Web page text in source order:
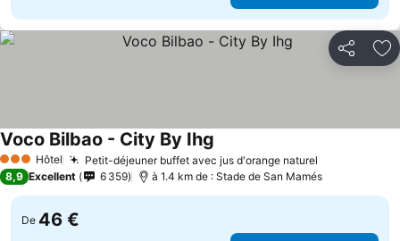
Partager
3 ÉtoilesHôtel Petit-déjeuner buffet avec jus d'orange naturel
Voco Bilbao - City By Ihg
8,9 Excellent 6 359 à 1.4 km de : Stade de San Mamés
De 46 €